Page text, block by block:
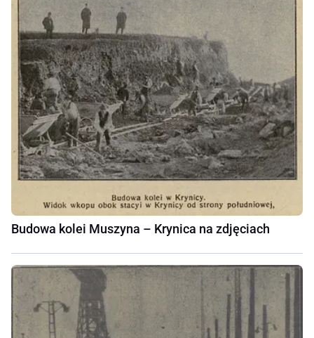
Budowa kolei Muszyna – Krynica na zdjęciach